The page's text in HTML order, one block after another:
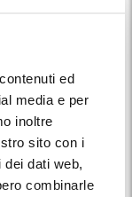
ed
media e per
inoltre
sito con i
dati web,
combinarle
necessario
nella conferma
parcheggio.